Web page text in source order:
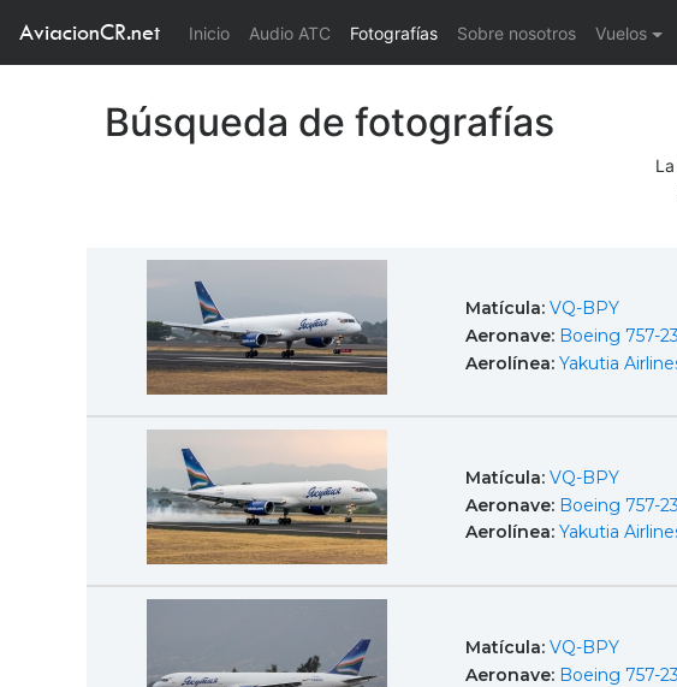
AviacionCR.net Inicio(current)
Audio ATC Fotografías Sobre nosotros Vuelos
Búsqueda de fotografías
Matícula: VQ-BPY
Aeronave: Boeing 757-
Aerolínea: Yakutia
Matícula: VQ-BPY
Aeronave: Boeing 757-
Aerolínea: Yakutia
Matícula: VQ-BPY
Aeronave: Boeing 757-